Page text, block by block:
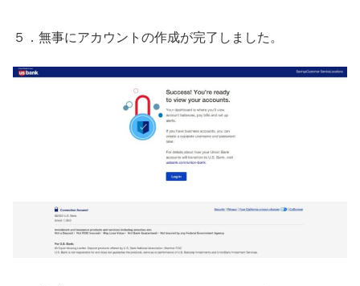
５．無事にアカウントの作成が完了しました。